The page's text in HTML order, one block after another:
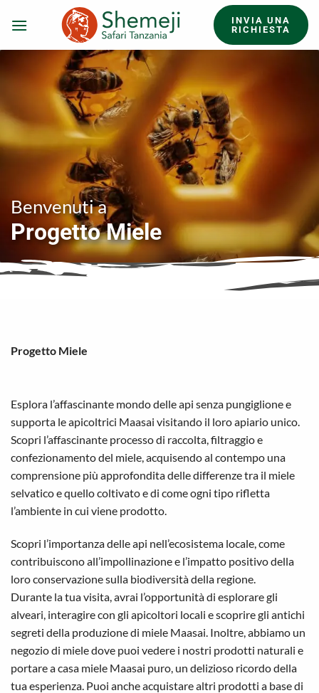
INVIA UNA
RICHIESTA
Benvenuti a
Progetto Miele
Progetto Miele
Esplora l’affascinante mondo delle api senza pungiglione e
supporta le apicoltrici Maasai visitando il loro apiario unico.
Scopri l’affascinante processo di raccolta, filtraggio e
confezionamento del miele, acquisendo al contempo una
comprensione più approfondita delle differenze tra il miele
selvatico e quello coltivato e di come ogni tipo rifletta
l’ambiente in cui viene prodotto.
Scopri l’importanza delle api nell’ecosistema locale, come
contribuiscono all’impollinazione e l’impatto positivo della
loro conservazione sulla biodiversità della regione.
Durante la tua visita, avrai l’opportunità di esplorare gli
alveari, interagire con gli apicoltori locali e scoprire gli antichi
segreti della produzione di miele Maasai. Inoltre, abbiamo un
negozio di miele dove puoi vedere i nostri prodotti naturali e
portare a casa miele Maasai puro, un delizioso ricordo della
tua esperienza. Puoi anche acquistare altri prodotti a base di